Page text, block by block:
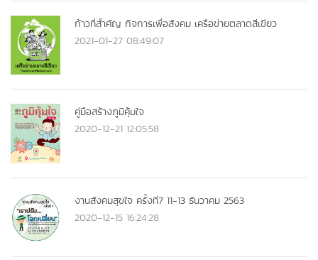
ก้าวที่สำคัญ กิจการเพื่อสังคม เครือข่ายตลาดสีเขียว
2021-01-27 08:49:07
คู่มือสร้างภูมิคุ้มใจ
2020-12-21 12:05:58
งานสังคมสุขใจ ครั้งที่7 11-13 ธันวาคม 2563
2020-12-15 16:24:28